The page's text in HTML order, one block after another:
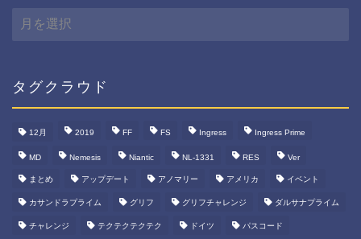
間
カ
タグクラウド
12月 2019 FF FS Ingress Ingress Prime
MD Nemesis Niantic NL-1331 RES Ver
まとめ アップデート アノマリー アメリカ イベント
カサンドラプライム グリフ グリフチャレンジ ダルサナプライム
チャレンジ テクテクテクテク ドイツ パスコード